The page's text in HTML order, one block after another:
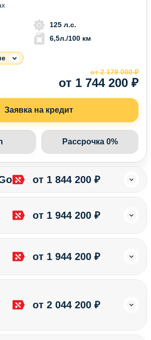
125 л.с.
6,5л./100 км
от 1 744 200 ₽
от 2 179 000 ₽
Заявка на кредит
Рассрочка 0%
от 1 844 200 ₽
от 1 944 200 ₽
от 1 944 200 ₽
от 2 044 200 ₽